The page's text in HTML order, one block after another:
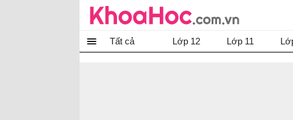
Tất cả Lớp 12 Lớp 11